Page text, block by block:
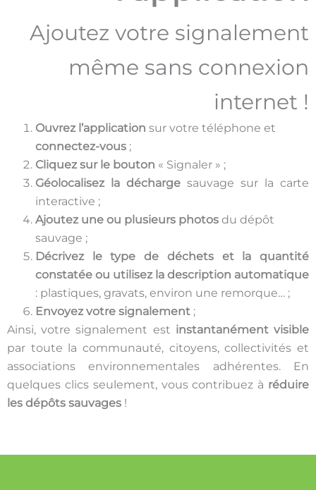
Ajoutez votre signalement
même sans connexion
internet !
Ouvrez l’application sur votre téléphone et
connectez-vous ;
Cliquez sur le bouton « Signaler » ;
Géolocalisez la décharge sauvage sur la carte
interactive ;
Ajoutez une ou plusieurs photos du dépôt
sauvage ;
Décrivez le type de déchets et la quantité
constatée ou utilisez la description automatique
: plastiques, gravats, environ une remorque… ;
Envoyez votre signalement ;
Ainsi, votre signalement est instantanément visible
par toute la communauté, citoyens, collectivités et
associations environnementales adhérentes. En
quelques clics seulement, vous contribuez à réduire
les dépôts sauvages !